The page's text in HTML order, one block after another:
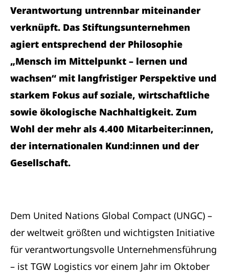
Verantwortung untrennbar miteinander
verknüpft. Das Stiftungsunternehmen
agiert entsprechend der Philosophie
„Mensch im Mittelpunkt – lernen und
wachsen“ mit langfristiger Perspektive und
starkem Fokus auf soziale, wirtschaftliche
sowie ökologische Nachhaltigkeit. Zum
Wohl der mehr als 4.400 Mitarbeiter:innen,
der internationalen Kund:innen und der
Gesellschaft.
Dem United Nations Global Compact (UNGC) –
der weltweit größten und wichtigsten Initiative
für verantwortungsvolle Unternehmensführung
– ist TGW Logistics vor einem Jahr im Oktober